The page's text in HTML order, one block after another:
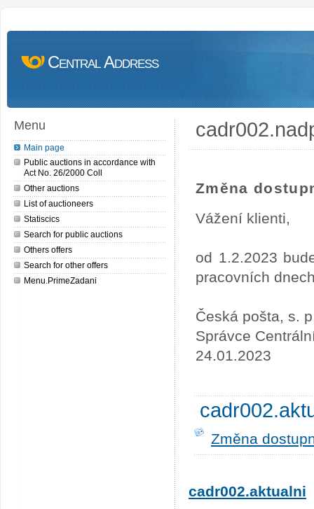
Central Address
Menu
Main page
Public auctions in accordance with
Act No. 26/2000 Coll
Other auctions
List of auctioneers
Statiscics
Search for public auctions
Others offers
Search for other offers
Menu.PrimeZadani
Změna
Vážení klienti,
od 1.2.2023
pracovních
Česká pošta, s.
Správce
24.01.2023
Změna
cadr002.aktualni